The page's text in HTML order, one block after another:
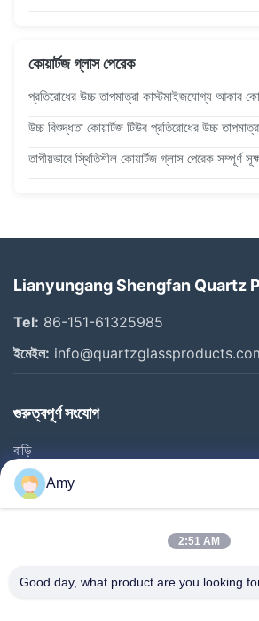
কোয়ার্টজ গ্লাস পেরেক
তাপীয়ভাবে স্থিতিশীল কোয়ার্টজ গ্লাস পেরেক সম্পূর্ণ
Lianyungang Shengfan Quartz
Tel: 86-151-61325985
ইমেইল:
গুরুত্বপূর্ণ সংযোগ
বাড়ি
পণ্য
ভিডিও
কারখানা পরিদর্শন
Amy
2:51 AM
Good day, what product are you looking